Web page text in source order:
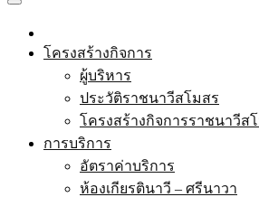
โครงสร้างกิจการ
ผู้บริหาร
ประวัติราชนาวีสโมสร
โครงสร้างกิจการราชนาวีส
การบริการ
อัตราค่าบริการ
ห้องเกียรตินาวี – ศรีนาวา